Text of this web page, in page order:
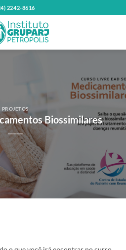
2242-8616
PROJETOS
Biossimilares